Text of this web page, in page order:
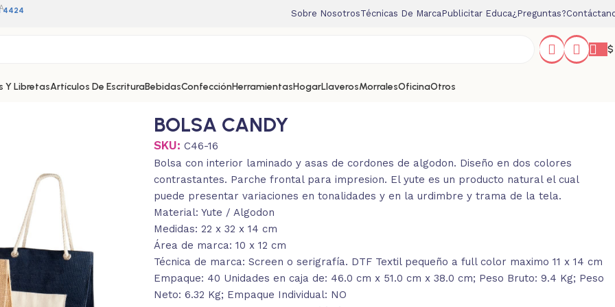
4424 Sobre NosotrosTécnicas De MarcaPublicitar Educa¿Preguntas?
$
Y LibretasArtículos De EscrituraBebidasConfecciónHerramientasHogarLlaverosMorralesOficinaOtros
BOLSA CANDY
SKU: C46-16
Bolsa con interior laminado y asas de cordones de algodon. Diseño en dos colores
contrastantes. Parche frontal para impresion. El yute es un producto natural el cual
puede presentar variaciones en tonalidades y en la urdimbre y trama de la tela.
Material: Yute / Algodon
Medidas: 22 x 32 x 14 cm
Área de marca: 10 x 12 cm
Técnica de marca: Screen o serigrafía. DTF Textil pequeño a full color maximo 11 x 14 cm
Empaque: 40 Unidades en caja de: 46.0 cm x 51.0 cm x 38.0 cm; Peso Bruto: 9.4 Kg; Peso
Neto: 6.32 Kg; Empaque Individual: NO